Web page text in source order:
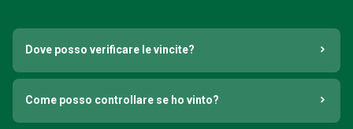
Dove posso verificare le vincite?
Come posso controllare se ho vinto?